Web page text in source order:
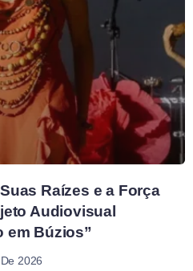
Raízes e a Força
Audiovisual
em Búzios”
2026